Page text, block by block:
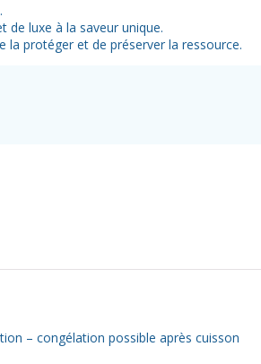
de luxe à la saveur unique.
la protéger et de préserver la ressource.
– congélation possible après cuisson